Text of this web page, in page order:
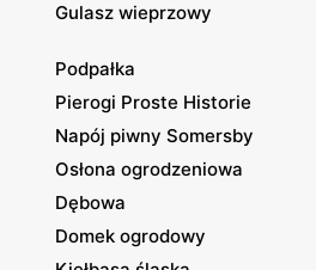
Gulasz wieprzowy
Podpałka
Pierogi Proste Historie
Napój piwny Somersby
Osłona ogrodzeniowa
Dębowa
Domek ogrodowy